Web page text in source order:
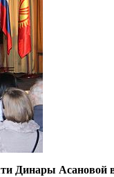
Динары Асановой